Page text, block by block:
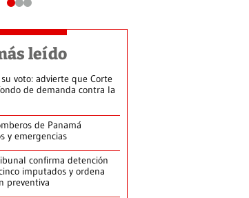
leído
voto: advierte que Corte
de demanda contra la
de Panamá
y emergencias
confirma detención
imputados y ordena
preventiva